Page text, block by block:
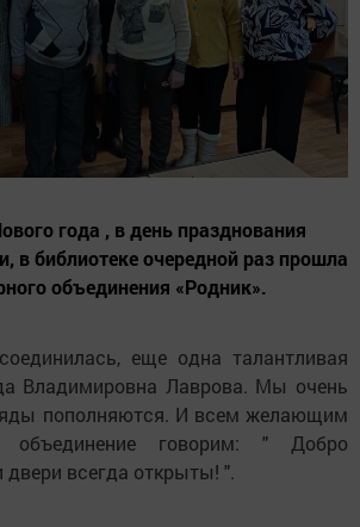
года , в день празднования
в библиотеке очередной раз прошла
объединения «Родник».
еще одна талантливая
Владимировна Лаврова. Мы очень
пополняются. И всем желающим
объединение говорим: " Добро
всегда открыты! ".